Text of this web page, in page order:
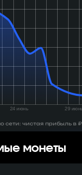
сети: чистая прибыль
монеты